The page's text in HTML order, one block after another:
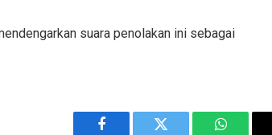
suara penolakan ini sebagai